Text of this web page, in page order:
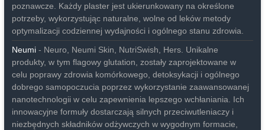
poznawcze. Każdy plaster jest ukierunkowany na określone
potrzeby, wykorzystując naturalne, wolne od leków metody
optymalizacji codziennej wydajności i ogólnego stanu zdrowia.
Neumi- Neuro, Neumi Skin, NutriSwish, Hers. Unikalne
produkty, w tym flagowy glutation, zostały zaprojektowane w
celu poprawy zdrowia komórkowego, detoksykacji i ogólnego
dobrego samopoczucia poprzez wykorzystanie zaawansowanej
nanotechnologii w celu zapewnienia lepszego wchłaniania. Ich
innowacyjne formuły dostarczają silnych przeciwutleniaczy i
niezbędnych składników odżywczych w wygodnym formacie,